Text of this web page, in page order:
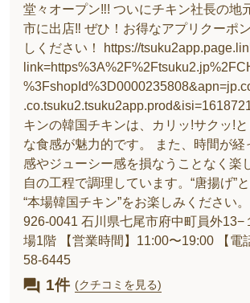
堂々オープン‼︎! ついにチキン社長の地
市に出店‼︎ ぜひ！お得なアプリクーポ
しください！ https://
キンの韓国チキンは、カリッ!サクッ!
な食感が魅力的です。 また、時間が経
感やジューシー感を損なうことなく楽
自の工程で調理しています。“唐揚げ”
“本場韓国チキン”をお楽しみください
926-0041 石川県七尾市府中町員外13−
場1階 【営業時間】11:00〜19:00 【電
58-6445
1件 (クチコミを見る)